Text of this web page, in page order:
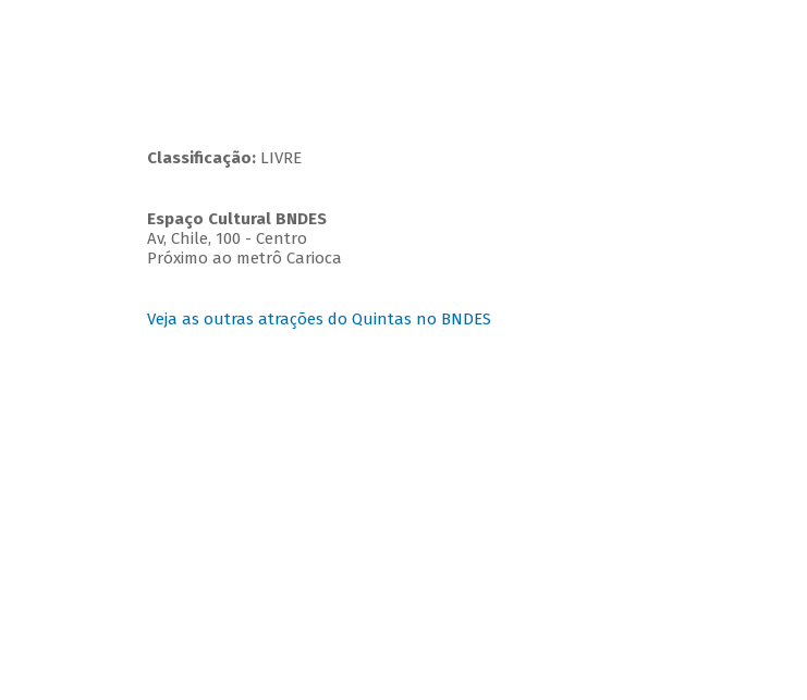
Classificação: LIVRE
Espaço Cultural BNDES
Av, Chile, 100 - Centro
Próximo ao metrô Carioca
Veja as outras atrações do Quintas no BNDES